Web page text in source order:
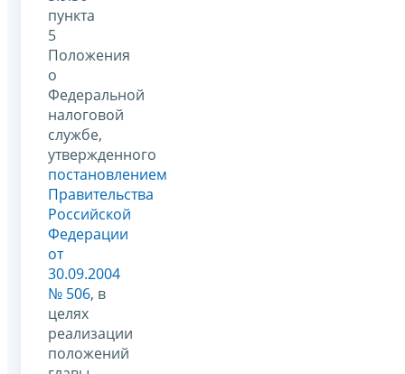
пункта
5
Положения
о
Федеральной
налоговой
службе,
утвержденного
постановлением
Правительства
Российской
Федерации
от
30.09.2004
№ 506, в
целях
реализации
положений